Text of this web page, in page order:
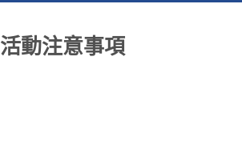
活動注意事項